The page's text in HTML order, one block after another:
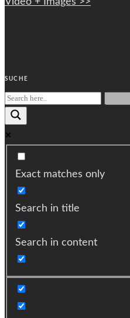
SUCHE
Exact matches only
Search in title
Search in content